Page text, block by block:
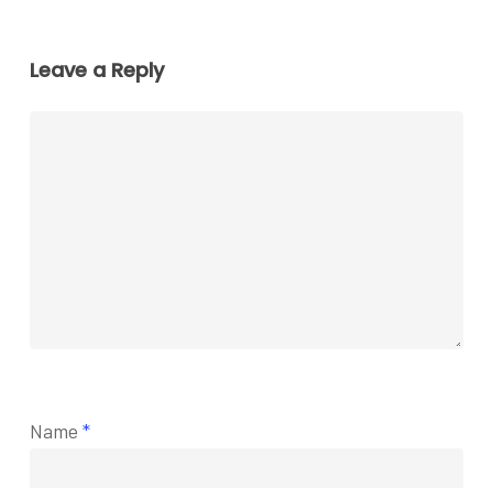
Leave a Reply
Name *